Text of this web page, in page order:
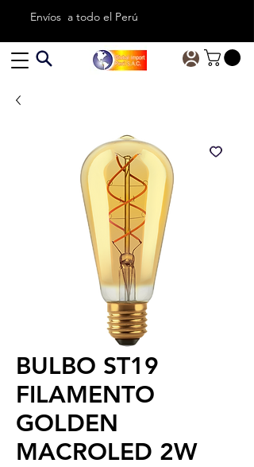
Envíos a todo el Perú
BULBO ST19
FILAMENTO
GOLDEN
MACROLED 2W